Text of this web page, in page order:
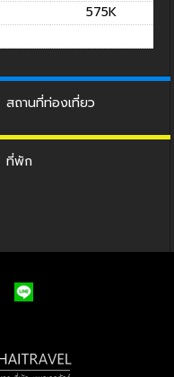
575K
สถานที่ท่องเที่ยว
ที่พัก